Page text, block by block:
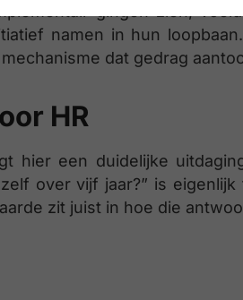
gingen zien,
namen in hun
dat gedrag
HR
hier een duidelijke
over vijf jaar?” is
zit juist in hoe die